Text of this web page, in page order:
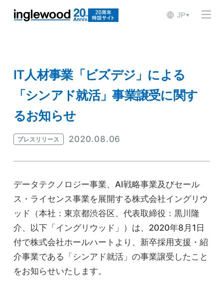
JP▼
IT人材事業「ビズデジ」による
「シンアド就活」事業譲受に関す
るお知らせ
プレスリリース 2020.08.06
データテクノロジー事業、AI戦略事業及びセール
ス・ライセンス事業を展開する株式会社イングリウ
ッド（本社：東京都渋谷区、代表取締役：黒川隆
介、以下「イングリウッド」）は、2020年8月1日
付で株式会社ホールハートより、新卒採用支援・紹
介事業である「シンアド就活」の事業譲受したこと
をお知らせいたします。